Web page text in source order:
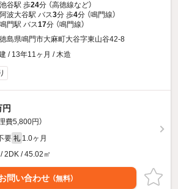
池谷駅 歩24分 （高徳線など）
阿波大谷駅 バス3分 歩4分 （鳴門線）
鳴門駅 バス17分 （鳴門線）
徳島県鳴門市大麻町大谷字東山谷42-8
/ 13年11ヶ月 / 木造
円
費5,800円）
要 礼 1.0ヶ月
2DK / 45.02㎡
問い合わせ （無料）